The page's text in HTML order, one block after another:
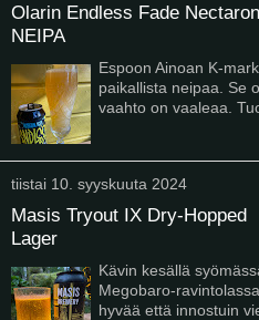
Olarin Endless Fade Nectaron
NEIPA
Espoon Ainoan K-
paikallista neipaa. Se
vaahto on vaaleaa.
tiistai 10. syyskuuta 2024
Masis Tryout IX Dry-Hopped
Lager
Kävin kesällä
Megobaro-
hyvää että innostuin